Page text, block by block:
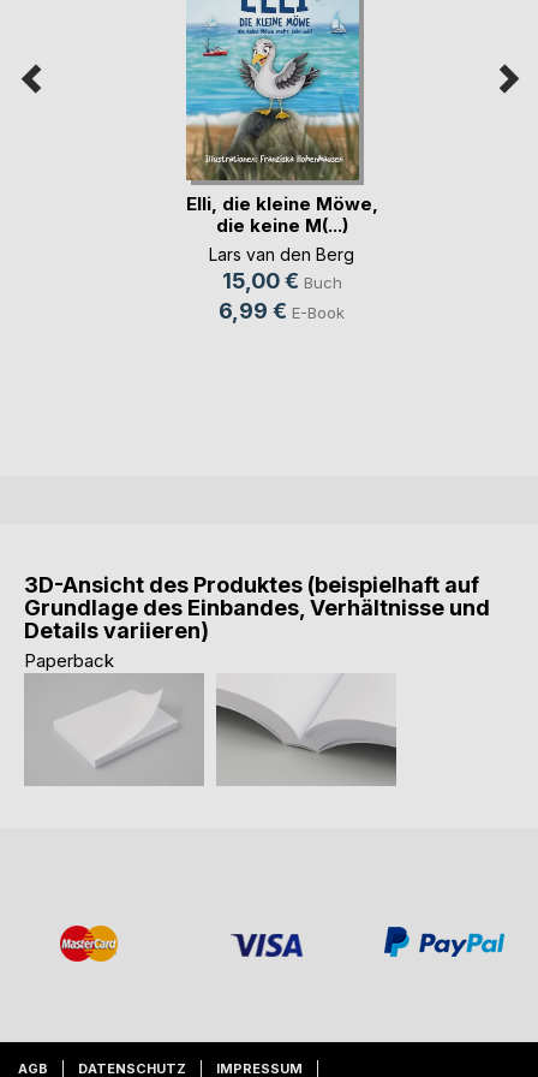
Elli, die kleine Möwe,
die keine M(...)
Lars van den Berg
15,00 € Buch
6,99 € E-Book
3D-Ansicht des Produktes (beispielhaft auf
Grundlage des Einbandes, Verhältnisse und
Details variieren)
Paperback
AGB DATENSCHUTZ IMPRESSUM